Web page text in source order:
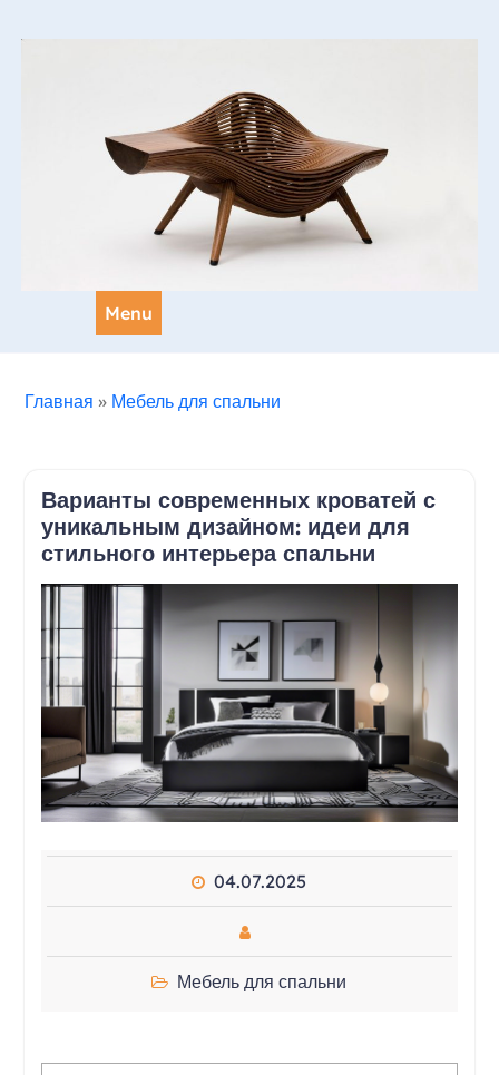
Menu
Главная » Мебель для спальни
Варианты современных кроватей с
уникальным дизайном: идеи для
стильного интерьера спальни
04.07.2025
Мебель для спальни